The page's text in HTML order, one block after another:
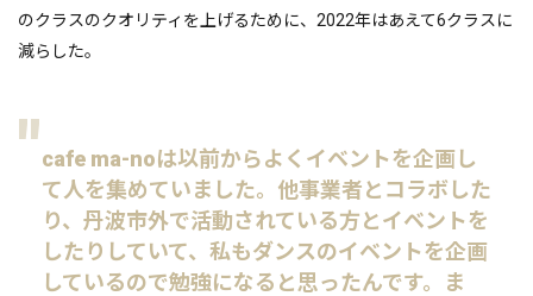
のクラスのクオリティを上げるために、2022年はあえて6クラスに
減らした。
cafe ma-noは以前からよくイベントを企画し
て人を集めていました。他事業者とコラボした
り、丹波市外で活動されている方とイベントを
したりしていて、私もダンスのイベントを企画
しているので勉強になると思ったんです。ま